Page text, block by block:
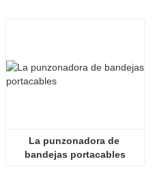
La punzonadora de
bandejas portacables